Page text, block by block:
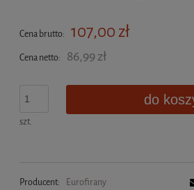
Cena nie zawiera ewentualnych
Cena brutto: 107,00 zł
Cena netto: 86,99 zł
szt.
do
Producent:
Eurofirany